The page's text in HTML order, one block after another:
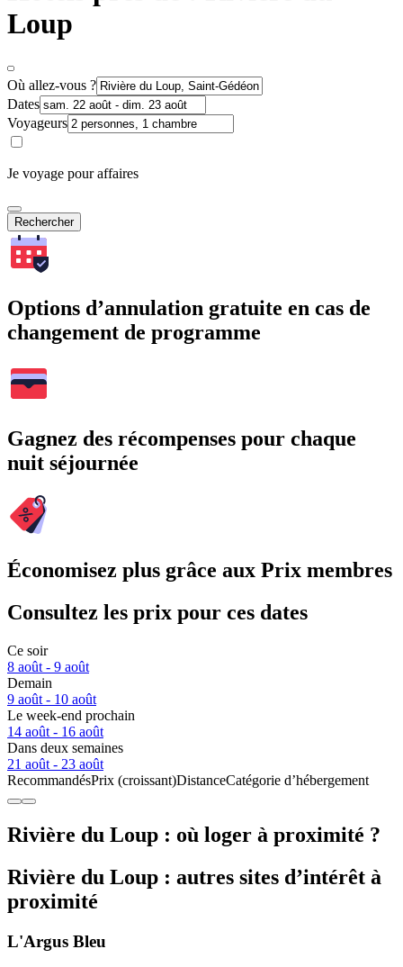
Loup
Où allez-vous ?
Dates
Voyageurs
Je voyage pour affaires
Rechercher
Options d’annulation gratuite en cas de
changement de programme
Gagnez des récompenses pour chaque
nuit séjournée
Économisez plus grâce aux Prix membres
Consultez les prix pour ces dates
Ce soir
8 août - 9 août
Demain
9 août - 10 août
Le week-end prochain
14 août - 16 août
Dans deux semaines
21 août - 23 août
RecommandésPrix (croissant)DistanceCatégorie d’hébergement
Rivière du Loup : où loger à proximité ?
Rivière du Loup : autres sites d’intérêt à
proximité
L'Argus Bleu